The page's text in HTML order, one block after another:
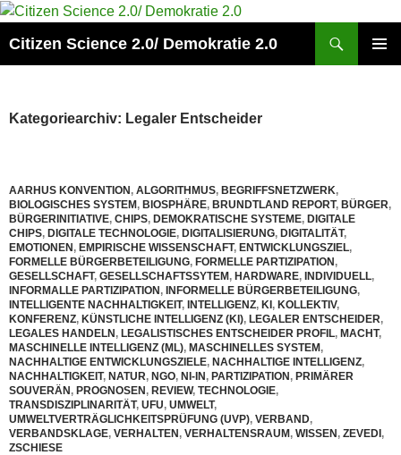
Zum
springen
Citizen Science 2.0/ Demokratie 2.0
Kategoriearchiv: Legaler Entscheider
AARHUS KONVENTION, ALGORITHMUS, BEGRIFFSNETZWERK,
BIOLOGISCHES SYSTEM, BIOSPHÄRE, BRUNDTLAND REPORT, BÜRGER,
BÜRGERINITIATIVE, CHIPS, DEMOKRATISCHE SYSTEME, DIGITALE
CHIPS, DIGITALE TECHNOLOGIE, DIGITALISIERUNG, DIGITALITÄT,
EMOTIONEN, EMPIRISCHE WISSENSCHAFT, ENTWICKLUNGSZIEL,
FORMELLE BÜRGERBETEILIGUNG, FORMELLE PARTIZIPATION,
GESELLSCHAFT, GESELLSCHAFTSSYTEM, HARDWARE, INDIVIDUELL,
INFORMALLE PARTIZIPATION, INFORMELLE BÜRGERBETEILIGUNG,
INTELLIGENTE NACHHALTIGKEIT, INTELLIGENZ, KI, KOLLEKTIV,
KONFERENZ, KÜNSTLICHE INTELLIGENZ (KI), LEGALER ENTSCHEIDER,
LEGALES HANDELN, LEGALISTISCHES ENTSCHEIDER PROFIL, MACHT,
MASCHINELLE INTELLIGENZ (ML), MASCHINELLES SYSTEM,
NACHHALTIGE ENTWICKLUNGSZIELE, NACHHALTIGE INTELLIGENZ,
NACHHALTIGKEIT, NATUR, NGO, NI-IN, PARTIZIPATION, PRIMÄRER
SOUVERÄN, PROGNOSEN, REVIEW, TECHNOLOGIE,
TRANSDISZIPLINARITÄT, UFU, UMWELT,
UMWELTVERTRÄGLICHKEITSPRÜFUNG (UVP), VERBAND,
VERBANDSKLAGE, VERHALTEN, VERHALTENSRAUM, WISSEN, ZEVEDI,
ZSCHIESE